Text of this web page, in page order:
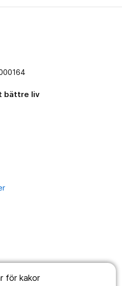
för kakor
bättre liv